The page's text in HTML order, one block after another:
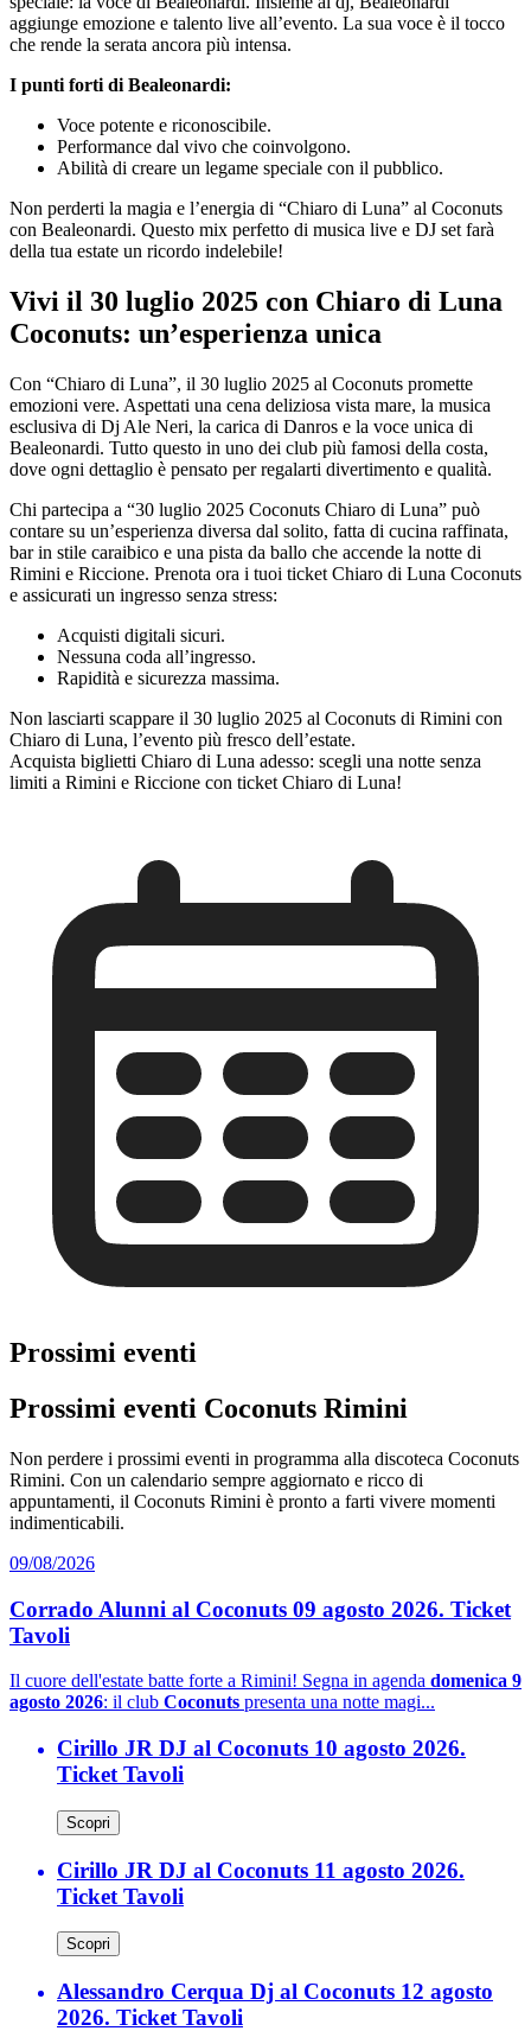
aggiunge emozione e talento live all’evento. La sua voce è il tocco
che rende la serata ancora più intensa.
I punti forti di Bealeonardi:
Voce potente e riconoscibile.
Performance dal vivo che coinvolgono.
Abilità di creare un legame speciale con il pubblico.
Non perderti la magia e l’energia di “Chiaro di Luna” al Coconuts
con Bealeonardi. Questo mix perfetto di musica live e DJ set farà
della tua estate un ricordo indelebile!
Vivi il 30 luglio 2025 con Chiaro di Luna
Coconuts: un’esperienza unica
Con “Chiaro di Luna”, il 30 luglio 2025 al Coconuts promette
emozioni vere. Aspettati una cena deliziosa vista mare, la musica
esclusiva di Dj Ale Neri, la carica di Danros e la voce unica di
Bealeonardi. Tutto questo in uno dei club più famosi della costa,
dove ogni dettaglio è pensato per regalarti divertimento e qualità.
Chi partecipa a “30 luglio 2025 Coconuts Chiaro di Luna” può
contare su un’esperienza diversa dal solito, fatta di cucina raffinata,
bar in stile caraibico e una pista da ballo che accende la notte di
Rimini e Riccione. Prenota ora i tuoi ticket Chiaro di Luna Coconuts
e assicurati un ingresso senza stress:
Acquisti digitali sicuri.
Nessuna coda all’ingresso.
Rapidità e sicurezza massima.
Non lasciarti scappare il 30 luglio 2025 al Coconuts di Rimini con
Chiaro di Luna, l’evento più fresco dell’estate.
Acquista biglietti Chiaro di Luna adesso: scegli una notte senza
limiti a Rimini e Riccione con ticket Chiaro di Luna!
Prossimi eventi
Prossimi eventi Coconuts Rimini
Non perdere i prossimi eventi in programma alla discoteca Coconuts
Rimini. Con un calendario sempre aggiornato e ricco di
appuntamenti, il Coconuts Rimini è pronto a farti vivere momenti
indimenticabili.
09/08/2026
Corrado Alunni al Coconuts 09 agosto 2026. Ticket
Tavoli
Il cuore dell'estate batte forte a Rimini! Segna in agenda domenica 9
agosto 2026: il club Coconuts presenta una notte magi...
Cirillo JR DJ al Coconuts 10 agosto 2026.
Ticket Tavoli
Scopri
Cirillo JR DJ al Coconuts 11 agosto 2026.
Ticket Tavoli
Scopri
Alessandro Cerqua Dj al Coconuts 12 agosto
2026. Ticket Tavoli